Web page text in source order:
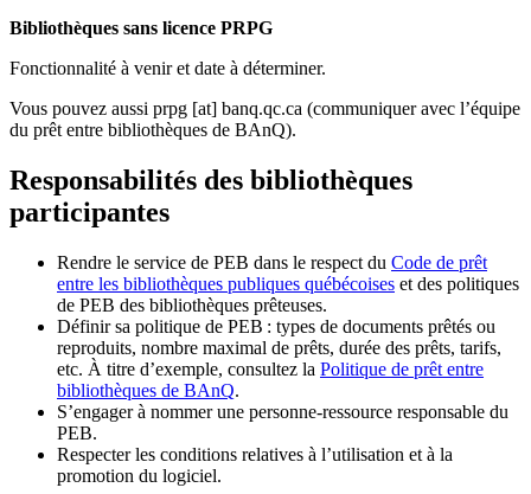
Bibliothèques sans licence PRPG
Fonctionnalité à venir et date à déterminer.
Vous pouvez aussi prpg [at] banq.qc.ca (communiquer avec l’équipe
du prêt entre bibliothèques de BAnQ).
Responsabilités des bibliothèques
participantes
Rendre le service de PEB dans le respect du Code de prêt
entre les bibliothèques publiques québécoises et des politiques
de PEB des bibliothèques prêteuses.
Définir sa politique de PEB : types de documents prêtés ou
reproduits, nombre maximal de prêts, durée des prêts, tarifs,
etc. À titre d’exemple, consultez la Politique de prêt entre
bibliothèques de BAnQ.
S’engager à nommer une personne-ressource responsable du
PEB.
Respecter les conditions relatives à l’utilisation et à la
promotion du logiciel.